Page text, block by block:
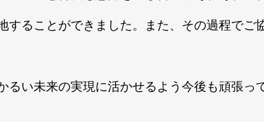
することができました。また、その過程でご
るい未来の実現に活かせるよう今後も頑張っ